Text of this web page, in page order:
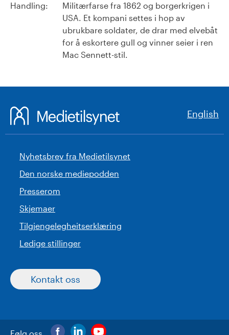
Handling:
Militærfarse fra 1862 og borgerkrigen i
USA. Et kompani settes i hop av
ubrukbare soldater, de drar med elvebåt
for å eskortere gull og vinner seier i ren
Mac Sennett-stil.
English
Nyhetsbrev fra Medietilsynet
Den norske mediepodden
Presserom
Skjemaer
Tilgjengelegheitserklæring
Ledige stillinger
Kontakt oss
Følg oss